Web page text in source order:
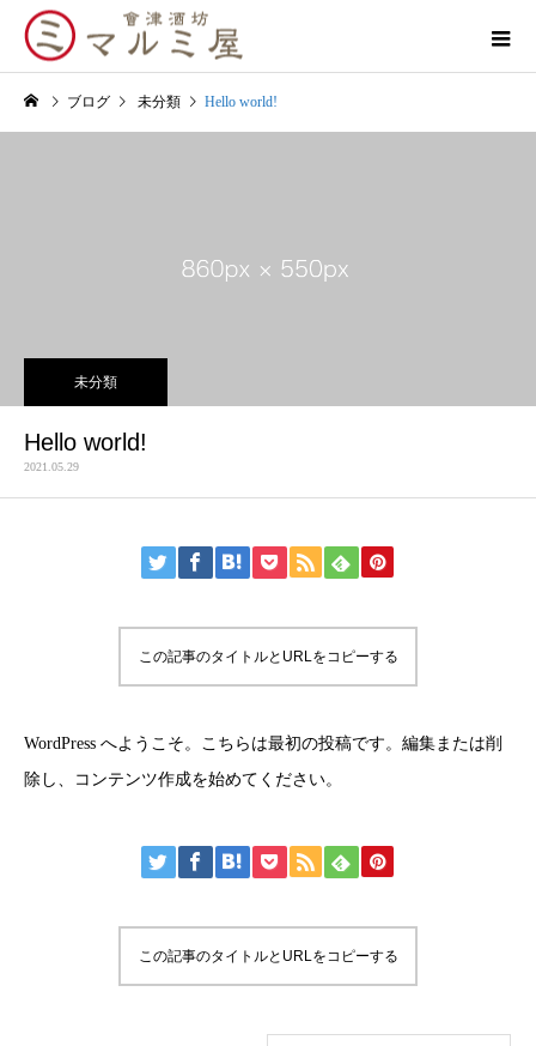
ブログ 未分類 Hello world!
未分類
Hello world!
2021.05.29
この記事のタイトルとURLをコピーする
WordPress へようこそ。こちらは最初の投稿です。編集または削
除し、コンテンツ作成を始めてください。
この記事のタイトルとURLをコピーする